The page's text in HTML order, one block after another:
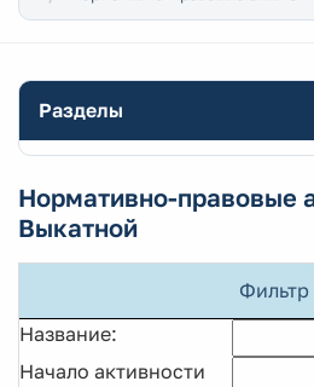
Разделы
Нормативно-правовые
Выкатной
Фильтр
Название:
Начало активности